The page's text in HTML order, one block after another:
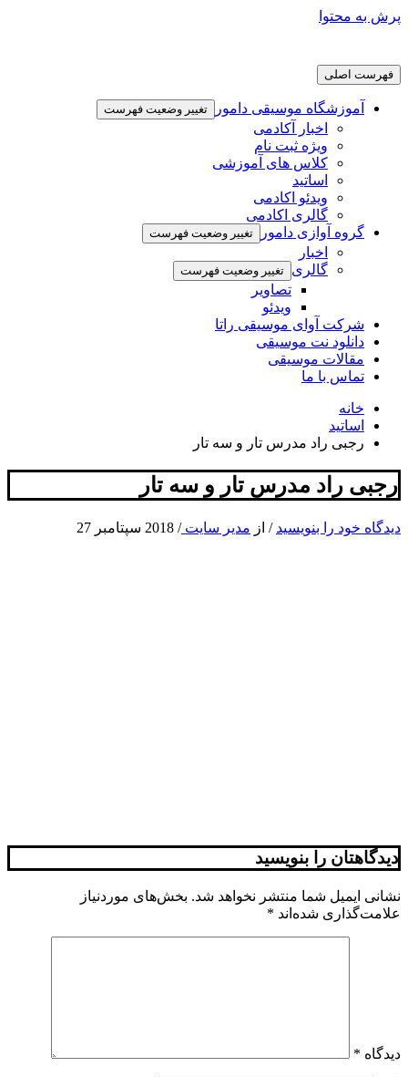
پرش به محتوا
فهرست اصلی
آموزشگاه موسیقی دامور تغییر وضعیت فهرست
اخبار آکادمی
ویژه ثبت نام
کلاس های آموزشی
اساتید
ویدئو اکادمی
گالری اکادمی
گروه آوازی دامور
تغییر وضعیت فهرست
اخبار
گالری تغییر وضعیت فهرست
تصاویر
ویدئو
شرکت آوای موسیقی راتا
دانلود نت موسیقی
مقالات موسیقی
تماس با ما
خانه
اساتید
رجبی راد مدرس تار و سه تار
رجبی راد مدرس تار و سه تار
دیدگاه‌ خود را بنویسید / از مدیر سایت/ 2018 سپتامبر 27
دیدگاهتان را بنویسید
نشانی ایمیل شما منتشر نخواهد شد. بخش‌های موردنیاز
علامت‌گذاری شده‌اند *
دیدگاه *